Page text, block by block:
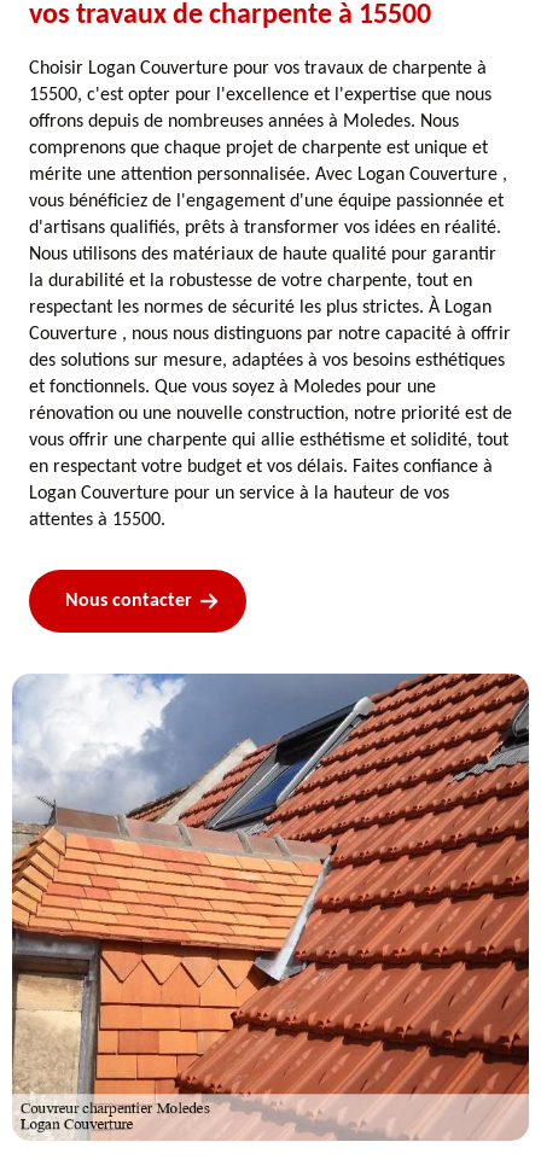
vos travaux de charpente à 15500
Choisir Logan Couverture pour vos travaux de charpente à
15500, c'est opter pour l'excellence et l'expertise que nous
offrons depuis de nombreuses années à Moledes. Nous
comprenons que chaque projet de charpente est unique et
mérite une attention personnalisée. Avec Logan Couverture ,
vous bénéficiez de l'engagement d'une équipe passionnée et
d'artisans qualifiés, prêts à transformer vos idées en réalité.
Nous utilisons des matériaux de haute qualité pour garantir
la durabilité et la robustesse de votre charpente, tout en
respectant les normes de sécurité les plus strictes. À Logan
Couverture , nous nous distinguons par notre capacité à offrir
des solutions sur mesure, adaptées à vos besoins esthétiques
et fonctionnels. Que vous soyez à Moledes pour une
rénovation ou une nouvelle construction, notre priorité est de
vous offrir une charpente qui allie esthétisme et solidité, tout
en respectant votre budget et vos délais. Faites confiance à
Logan Couverture pour un service à la hauteur de vos
attentes à 15500.
Nous contacter